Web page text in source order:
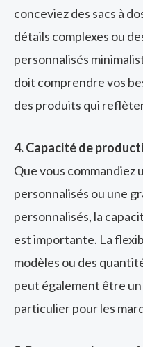
conceviez des sacs à
détails complexes ou
personnalisés
doit comprendre vos
des produits qui
4. Capacité de
Que vous commandiez
personnalisés ou une
personnalisés, la
est importante. La
modèles ou des
peut également être
particulier pour les